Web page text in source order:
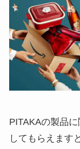
PITAKAの製品
してもらえます